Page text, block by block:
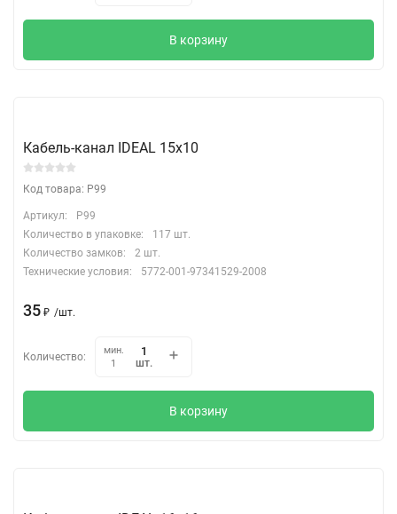
В корзину
Кабель-канал IDEAL 15х10
Код товара: P99
Артикул:
P99
Количество в упаковке:
117 шт.
Количество замков:
2 шт.
Технические условия:
5772-001-97341529-2008
35 ₽ /шт.
Количество:
мин.
1
шт.
В корзину